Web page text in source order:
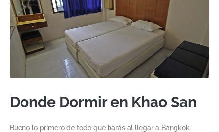
Donde Dormir en Khao San
Bueno lo primero de todo que harás al llegar a Bangkok